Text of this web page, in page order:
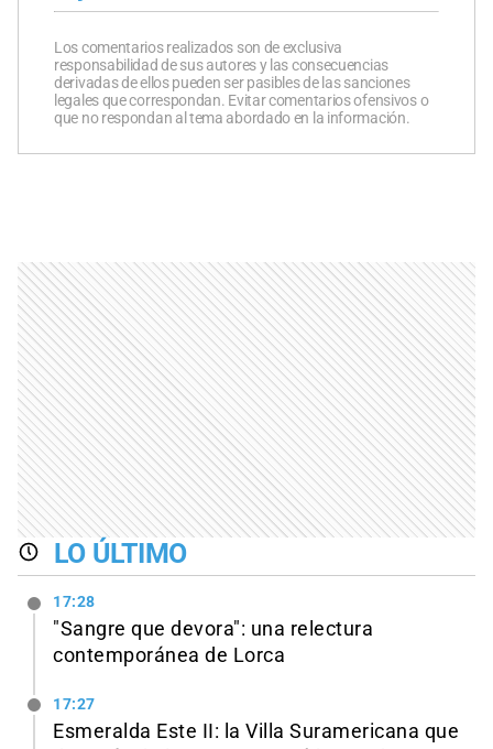
Los comentarios realizados son de exclusiva
responsabilidad de sus autores y las consecuencias
derivadas de ellos pueden ser pasibles de las sanciones
legales que correspondan. Evitar comentarios ofensivos o
que no respondan al tema abordado en la información.
LO ÚLTIMO
17:28
"Sangre que devora": una relectura
contemporánea de Lorca
17:27
Esmeralda Este II: la Villa Suramericana que